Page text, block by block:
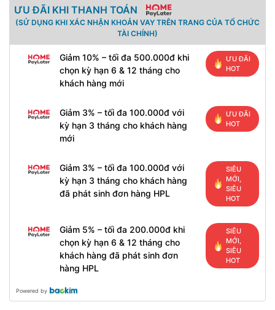
ƯU ĐÃI KHI THANH TOÁN
(SỬ DỤNG KHI XÁC NHẬN KHOẢN VAY TRÊN TRANG CỦA TỔ CHỨC
TÀI CHÍNH)
Giảm 10% – tối đa 500.000đ khi
chọn kỳ hạn 6 & 12 tháng cho
khách hàng mới
ƯU ĐÃI
HOT
Giảm 3% – tối đa 100.000đ với
kỳ hạn 3 tháng cho khách hàng
mới
ƯU ĐÃI
HOT
Giảm 3% – tối đa 100.000đ với
kỳ hạn 3 tháng cho khách hàng
đã phát sinh đơn hàng HPL
SIÊU
MỚI,
SIÊU
HOT
Giảm 5% – tối đa 200.000đ khi
chọn kỳ hạn 6 & 12 tháng cho
khách hàng đã phát sinh đơn
hàng HPL
SIÊU
MỚI,
SIÊU
HOT
Powered by